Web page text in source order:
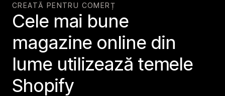
CREATĂ PENTRU COMERȚ
Cele mai bune
magazine online din
lume utilizează temele
Shopify